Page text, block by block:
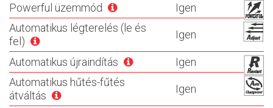
Powerful üzemmód
Igen
Automatikus légterelés (le és
fel)
Igen
Automatikus újraindítás
Igen
Automatikus hűtés-fűtés
átváltás
Igen